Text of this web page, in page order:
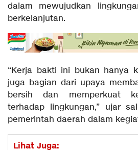
dalam mewujudkan
berkelanjutan.
“Kerja bakti ini bukan hanya
juga bagian dari upaya
bersih dan memperkuat
terhadap lingkungan,” ujar
pemerintah daerah dalam
Lihat Juga: